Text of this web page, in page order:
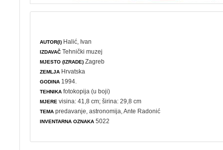
AUTOR(I) Halić, Ivan
IZDAVAČ Tehnički muzej
MJESTO (IZRADE) Zagreb
ZEMLJA Hrvatska
GODINA 1994.
TEHNIKA fotokopija (u boji)
MJERE visina: 41,8 cm; širina: 29,8 cm
TEMA predavanje ,astronomija , Ante Radonić
INVENTARNA OZNAKA 5022